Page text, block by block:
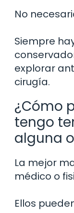
No
Siempre
explorar
cirugía.
¿Cómo
tengo
alguna
La mejor
médico o
Ellos